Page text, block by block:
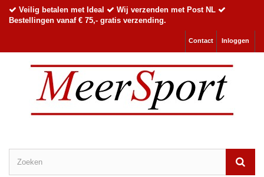
Veilig betalen met Ideal
Wij verzenden met Post NL
Bestellingen vanaf € 75,- gratis verzending.
Inloggen
Contact